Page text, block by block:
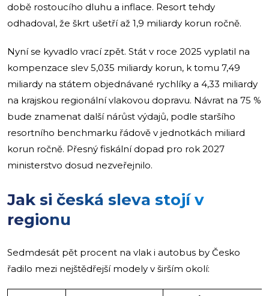
době rostoucího dluhu a inflace. Resort tehdy
odhadoval, že škrt ušetří až 1,9 miliardy korun ročně.
Nyní se kyvadlo vrací zpět. Stát v roce 2025 vyplatil na
kompenzace slev 5,035 miliardy korun, k tomu 7,49
miliardy na státem objednávané rychlíky a 4,33 miliardy
na krajskou regionální vlakovou dopravu. Návrat na 75 %
bude znamenat další nárůst výdajů, podle staršího
resortního benchmarku řádově v jednotkách miliard
korun ročně. Přesný fiskální dopad pro rok 2027
ministerstvo dosud nezveřejnilo.
Jak si česká sleva stojí v
regionu
Sedmdesát pět procent na vlak i autobus by Česko
řadilo mezi nejštědřejší modely v širším okolí: